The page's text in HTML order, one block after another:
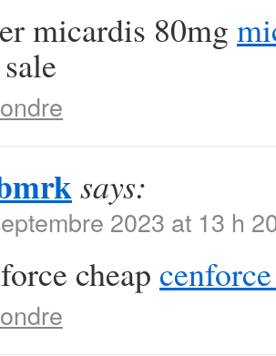
micardis 80mg
says:
2023 at 13 h
cheap